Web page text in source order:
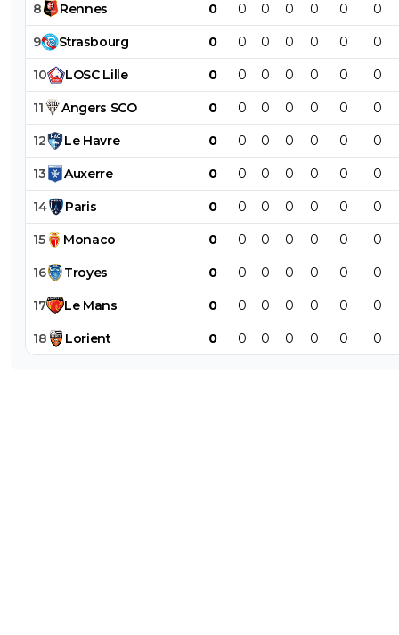
8 Rennes 0 0 0 0 0 0 0
9 Strasbourg 0 0 0 0 0 0 0
10 LOSC Lille 0 0 0 0 0 0 0
11 Angers SCO 0 0 0 0 0 0 0
12 Le Havre 0 0 0 0 0 0 0
13 Auxerre 0 0 0 0 0 0 0
14 Paris 0 0 0 0 0 0 0
15 Monaco 0 0 0 0 0 0 0
16 Troyes 0 0 0 0 0 0 0
17 Le Mans 0 0 0 0 0 0 0
18 Lorient 0 0 0 0 0 0 0